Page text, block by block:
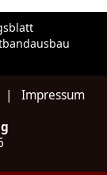
Impressum